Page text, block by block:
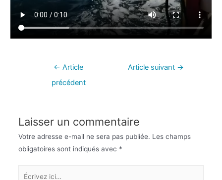
← Article
précédent
Article suivant →
Laisser un commentaire
Votre adresse e-mail ne sera pas publiée. Les champs
obligatoires sont indiqués avec *